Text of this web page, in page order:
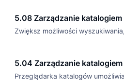
5.08 Zarządzanie katalogiem
Zwiększ możliwości
5.04 Zarządzanie katalogiem
katalogów
Przeglądarka katalogów